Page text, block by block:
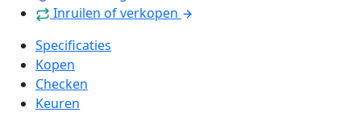
Inruilen of verkopen
Specificaties
Kopen
Checken
Keuren